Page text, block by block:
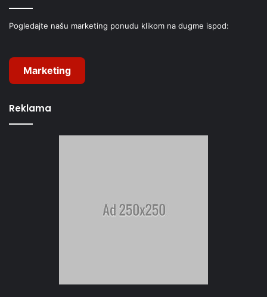
Pogledajte našu marketing ponudu klikom na dugme ispod:
Marketing
Reklama